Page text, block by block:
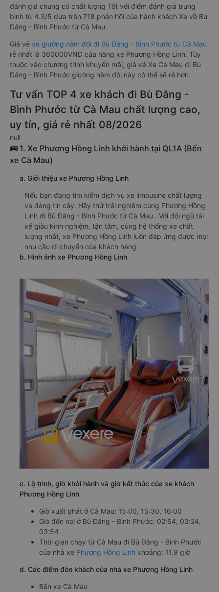
đánh giá chung có chất lượng Tốt với điểm đánh giá trung
bình từ 4.3/5 dựa trên 718 phản hồi của hành khách Xe về Bù
Đăng - Bình Phước từ Cà Mau.
Giá vé xe giường nằm đôi đi Bù Đăng - Bình Phước từ Cà Mau
rẻ nhất là 360000VND của hãng xe Phương Hồng Linh. Tùy
thuộc vào chương trình khuyến mãi, giá vé Xe Cà Mau đi Bù
Đăng - Bình Phước giường nằm đôi này có thể sẽ rẻ hơn.
Tư vấn TOP 4 xe khách đi Bù Đăng -
Bình Phước từ Cà Mau chất lượng cao,
uy tín, giá rẻ nhất 08/2026
null
🚌 1. Xe Phương Hồng Linh khởi hành tại QL1A (Bến
xe Cà Mau)
a. Giới thiệu xe Phương Hồng Linh
Nếu bạn đang tìm kiếm dịch vụ xe limousine chất lượng
và đáng tin cậy. Hãy thử trải nghiệm cùng Phương Hồng
Linh đi Bù Đăng - Bình Phước từ Cà Mau . Với đội ngũ tài
xế giàu kinh nghiệm, tận tâm, cùng hệ thống xe chất
lượng nhất, xe Phương Hồng Linh luôn đáp ứng được mọi
nhu cầu di chuyển của khách hàng.
b. Hình ảnh xe Phương Hồng Linh
c. Lộ trình, giờ khởi hành và giờ kết thúc của xe khách
Phương Hồng Linh
Giờ xuất phát ở Cà Mau: 15:00, 15:30, 16:00
Giờ đến nơi ở Bù Đăng - Bình Phước: 02:54, 03:24,
03:54
Thời gian chạy từ Cà Mau đi Bù Đăng - Bình Phước
của nhà xe Phương Hồng Linh khoảng: 11.9 giờ
d. Các điểm đón khách của nhà xe Phương Hồng Linh
Bến xe Cà Mau